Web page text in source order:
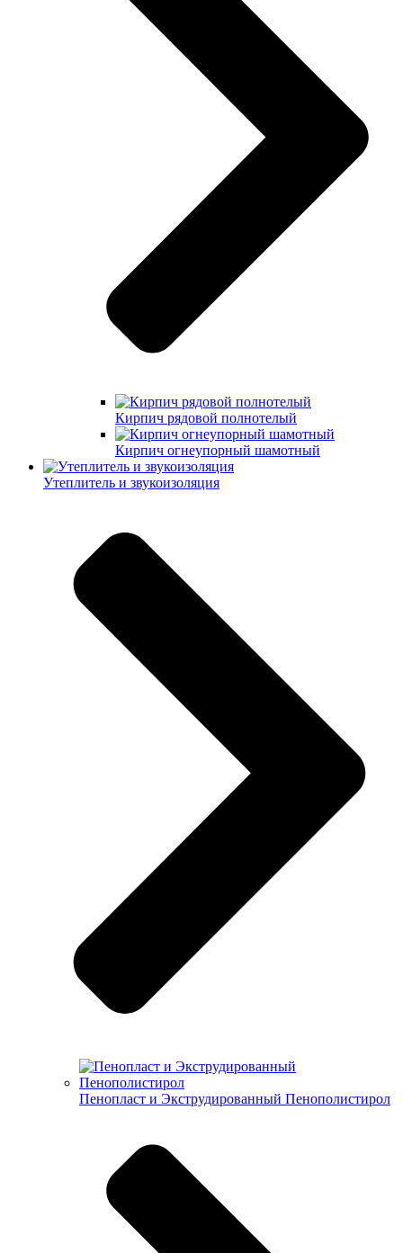
Кирпич рядовой полнотелый
Кирпич огнеупорный шамотный
Утеплитель и звукоизоляция
Пенопласт и Экструдированный Пенополистирол